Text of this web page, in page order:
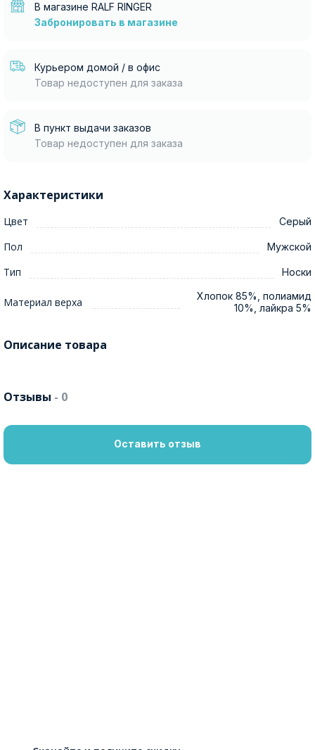
В магазине RALF RINGER
Забронировать в магазине
Курьером домой / в офис
Товар недоступен для заказа
В пункт выдачи заказов
Товар недоступен для заказа
Характеристики
Цвет Серый
Пол Мужской
Тип Носки
Материал верха
Хлопок 85%, полиамид
10%, лайкра 5%
Описание товара
Отзывы - 0
Оставить отзыв